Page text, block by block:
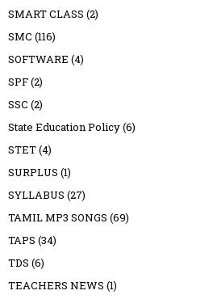
SMART CLASS (2)
SMC (116)
SOFTWARE (4)
SPF(2)
SSC (2)
State Education Policy(6)
STET(4)
SURPLUS (1)
SYLLABUS (27)
TAMIL MP3 SONGS (69)
TAPS (34)
TDS (6)
TEACHERS NEWS (1)